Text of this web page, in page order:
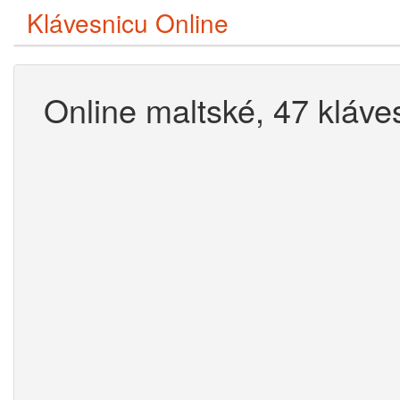
Klávesnicu Online
Online maltské, 47